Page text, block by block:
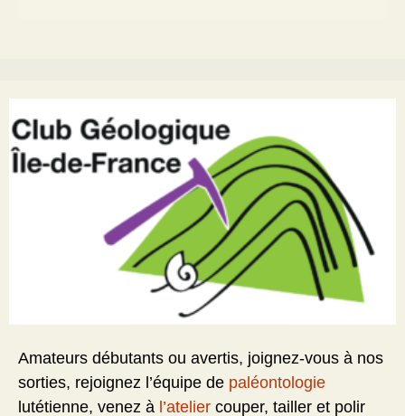
Amateurs débutants ou avertis, joignez-vous à nos
sorties, rejoignez l’équipe de paléontologie
lutétienne, venez à l’atelier couper, tailler et polir